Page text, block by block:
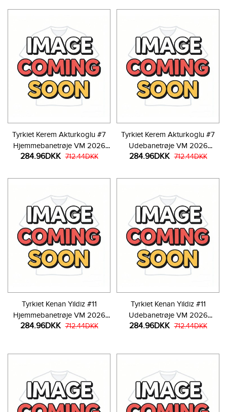
Tyrkiet Kerem Akturkoglu #7
Hjemmebanetrøje VM 2026
Kortærmet
284.96DKK 712.44DKK
Tyrkiet Kerem Akturkoglu #7
Udebanetrøje VM 2026
Kortærmet
284.96DKK 712.44DKK
Tyrkiet Kenan Yildiz #11
Hjemmebanetrøje VM 2026
Kortærmet
284.96DKK 712.44DKK
Tyrkiet Kenan Yildiz #11
Udebanetrøje VM 2026
Kortærmet
284.96DKK 712.44DKK